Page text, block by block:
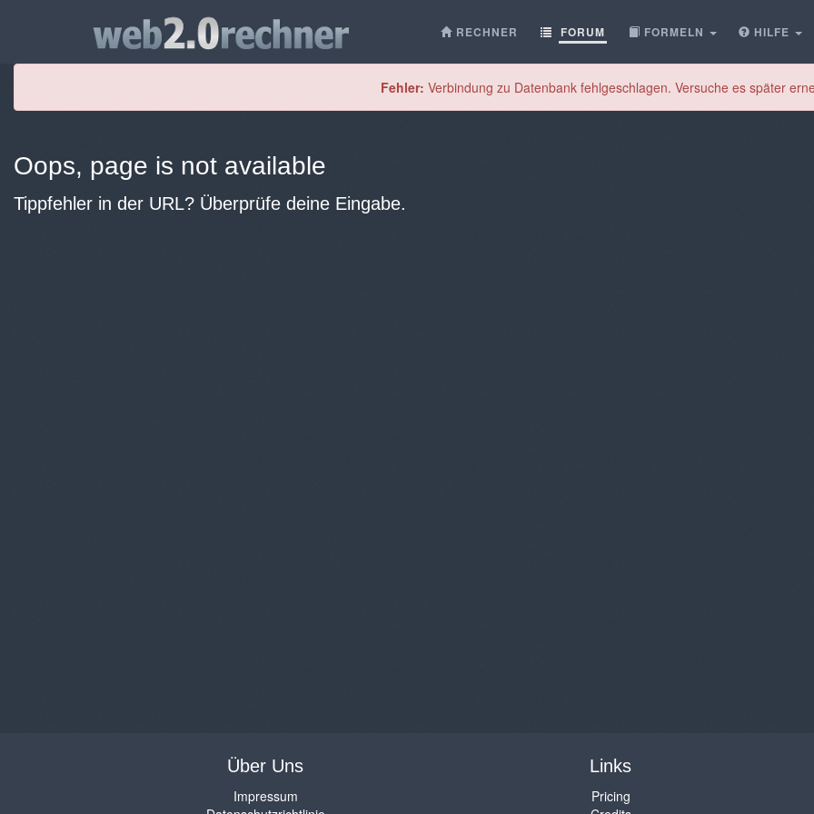
RECHNER FORUM FORMELN HILFE
Fehler: Verbindung zu Datenbank fehlgeschlagen. Versuche es später
Oops, page is not available
Tippfehler in der URL? Überprüfe deine Eingabe.
Über Uns
Impressum
Links
Pricing